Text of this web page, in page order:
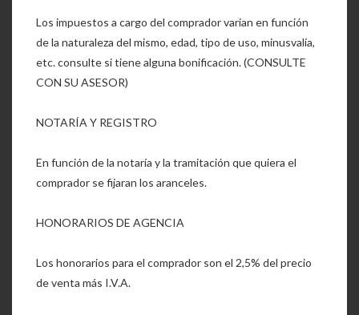
Los impuestos a cargo del comprador varian en función
de la naturaleza del mismo, edad, tipo de uso, minusvalía,
etc. consulte si tiene alguna bonificación. (CONSULTE
CON SU ASESOR)
NOTARÍA Y REGISTRO
En función de la notaría y la tramitación que quiera el
comprador se fijaran los aranceles.
HONORARIOS DE AGENCIA
Los honorarios para el comprador son el 2,5% del precio
de venta más I.V.A.